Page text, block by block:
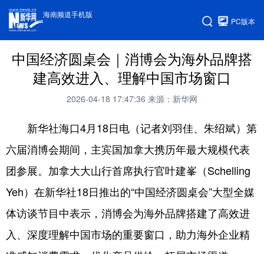
海南频道手机版
PC版本
中国经济圆桌会｜消博会为海外品牌搭
建高效进入、理解中国市场窗口
2026-04-18 17:47:36 来源：新华网
新华社海口4月18日电（记者刘羽佳、朱绍斌）第
六届消博会期间，主宾国加拿大携历年最大规模代表
团参展。加拿大大山行首席执行官叶建峯（Schelling
Yeh）在新华社18日推出的“中国经济圆桌会”大型全媒
体访谈节目中表示，消博会为海外品牌搭建了高效进
入、深度理解中国市场的重要窗口，助力海外企业精